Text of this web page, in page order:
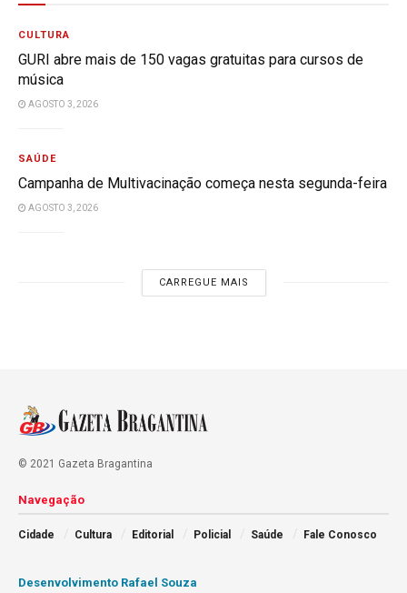
CULTURA
GURI abre mais de 150 vagas gratuitas para cursos de
música
AGOSTO 3, 2026
SAÚDE
Campanha de Multivacinação começa nesta segunda-feira
AGOSTO 3, 2026
CARREGUE MAIS
© 2021 Gazeta Bragantina
Navegação
Cidade Cultura Editorial Policial Saúde Fale Conosco
Desenvolvimento Rafael Souza